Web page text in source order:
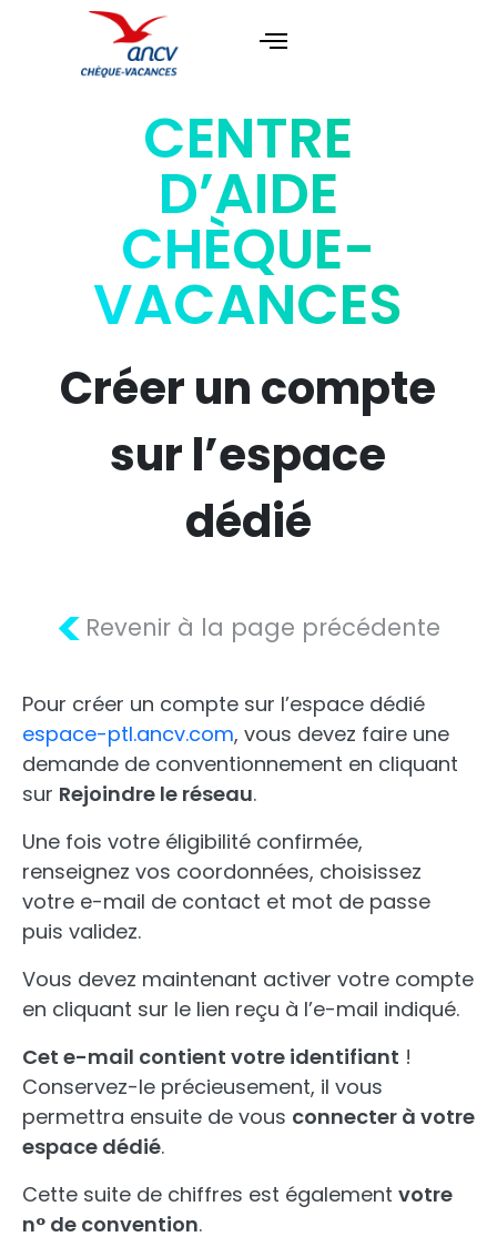
CENTRE
D’AIDE
CHÈQUE-
VACANCES
Créer un compte
sur l’espace
dédié
< Revenir à la page précédente
Pour créer un compte sur l’espace dédié
espace-ptl.ancv.com, vous devez faire une
demande de conventionnement en cliquant
sur Rejoindre le réseau.
Une fois votre éligibilité confirmée,
renseignez vos coordonnées, choisissez
votre e-mail de contact et mot de passe
puis validez.
Vous devez maintenant activer votre compte
en cliquant sur le lien reçu à l’e-mail indiqué.
Cet e-mail contient votre identifiant !
Conservez-le précieusement, il vous
permettra ensuite de vous connecter à votre
espace dédié.
Cette suite de chiffres est également votre
n° de convention.